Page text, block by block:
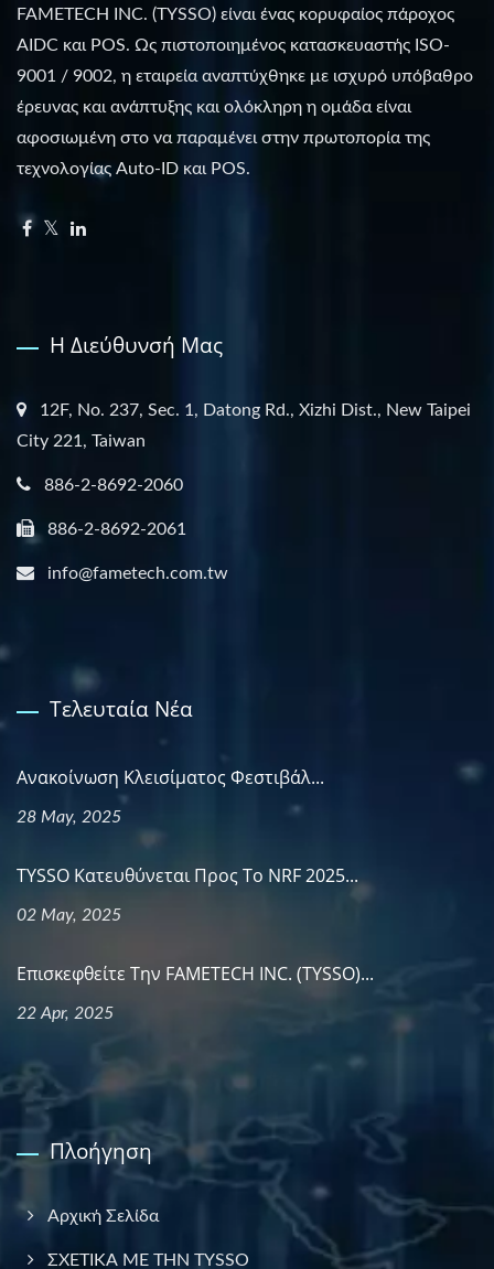
FAMETECH INC. (TYSSO) είναι ένας κορυφαίος πάροχος
AIDC και POS. Ως πιστοποιημένος κατασκευαστής ISO-
9001 / 9002, η εταιρεία αναπτύχθηκε με ισχυρό υπόβαθρο
έρευνας και ανάπτυξης και ολόκληρη η ομάδα είναι
αφοσιωμένη στο να παραμένει στην πρωτοπορία της
τεχνολογίας Auto-ID και POS.
Η Διεύθυνσή Μας
12F, No. 237, Sec. 1, Datong Rd., Xizhi Dist., New Taipei
City 221, Taiwan
886-2-8692-2060
886-2-8692-2061
info@fametech.com.tw
Τελευταία Νέα
Ανακοίνωση Κλεισίματος Φεστιβάλ...
28 May, 2025
TYSSO Κατευθύνεται Προς Το NRF 2025...
02 May, 2025
Επισκεφθείτε Την FAMETECH INC. (TYSSO)...
22 Apr, 2025
Πλοήγηση
Αρχική Σελίδα
ΣΧΕΤΙΚΑ ΜΕ ΤΗΝ TYSSO